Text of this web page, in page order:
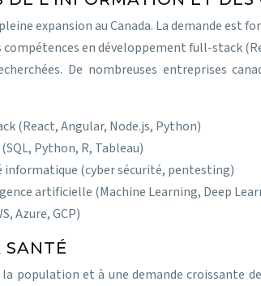
expansion au Canada. La demande
compétences en développement full-stack
De nombreuses entreprises
(React, Angular, Node.js, Python)
Python, R, Tableau)
informatique (cyber sécurité, pentesting)
artificielle (Machine Learning, Deep
Azure, GCP)
SANTÉ
population et à une demande croissante